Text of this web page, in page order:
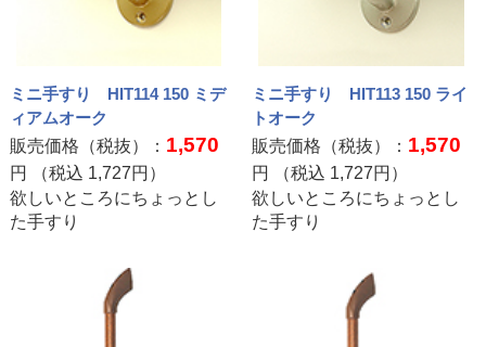
ミニ手すり HIT114 150 ミデ
ィアムオーク
販売価格（税抜）： 1,570
円 （税込 1,727円）
欲しいところにちょっとし
た手すり
ミニ手すり HIT113 150 ライ
トオーク
販売価格（税抜）： 1,570
円 （税込 1,727円）
欲しいところにちょっとし
た手すり